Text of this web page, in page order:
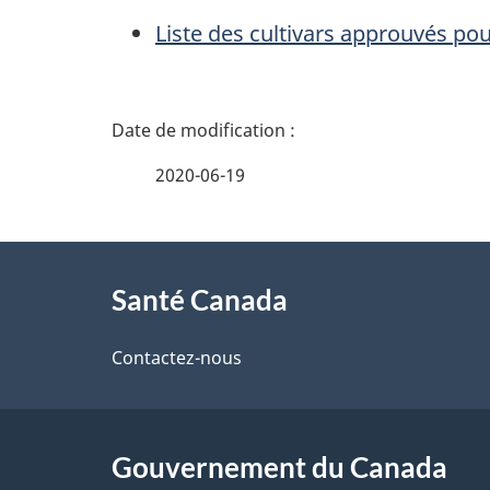
Liste des cultivars approuvés
D
a
l
2020-06-19
proposSanté Canada
Contactez-nous
Gouvernement du Canada